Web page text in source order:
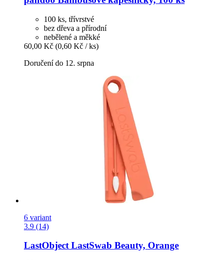
100 ks, třívrstvé
bez dřeva a přírodní
nebělené a měkké
60,00 Kč (0,60 Kč / ks)
Doručení do 12. srpna
6 variant
3.9 (14)
LastObjectLastSwab Beauty, Orange